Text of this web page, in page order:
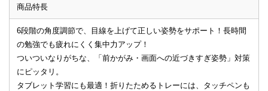
商品特長
6段階の角度調節で、目線を上げて正しい姿勢をサポート！長時間
の勉強でも疲れにくく集中力アップ！
ついついなりがちな、「前かがみ・画面への近づきすぎ姿勢」対策
にピッタリ。
タブレット学習にも最適！折りたためるトレーには、タッチペンも